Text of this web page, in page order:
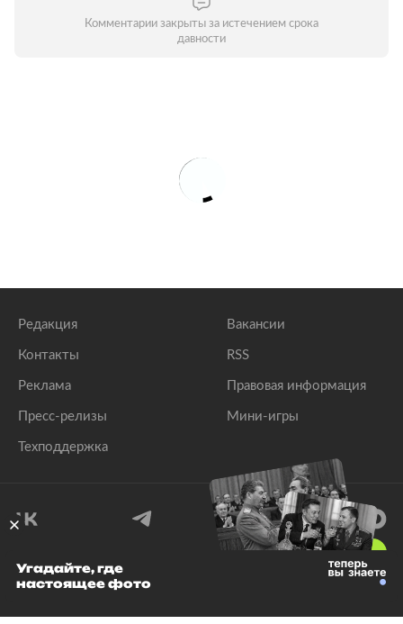
Комментарии закрыты за истечением срока
давности
Редакция
Контакты
Реклама
Пресс-релизы
Техподдержка
Вакансии
RSS
Правовая информация
Мини-игры
© 1999–2026 Все права защищены.
Угадайте, где
настоящее фото